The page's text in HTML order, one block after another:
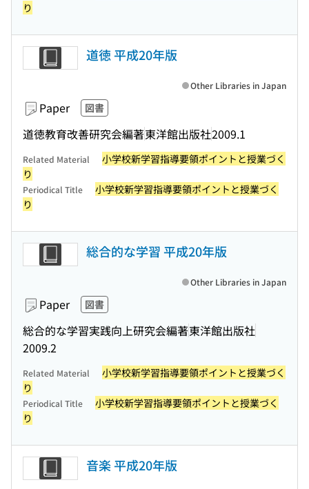
り
道徳 平成20年版
Paper 図書
道徳教育改善研究会編著東洋館出版社2009.1
Other Libraries in Japan
Related Material
小学校新学習指導要領ポイントと授業づく
り
Periodical Title
小学校新学習指導要領ポイントと授業づく
り
総合的な学習 平成20年版
Paper 図書
総合的な学習実践向上研究会編著東洋館出版社
2009.2
Other Libraries in Japan
Related Material
小学校新学習指導要領ポイントと授業づく
り
Periodical Title
小学校新学習指導要領ポイントと授業づく
り
音楽 平成20年版